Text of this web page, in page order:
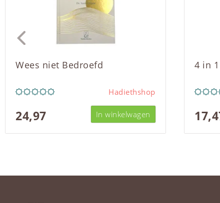
Wees niet Bedroefd
Hadiethshop
24,97 In winkelwagen
4 in